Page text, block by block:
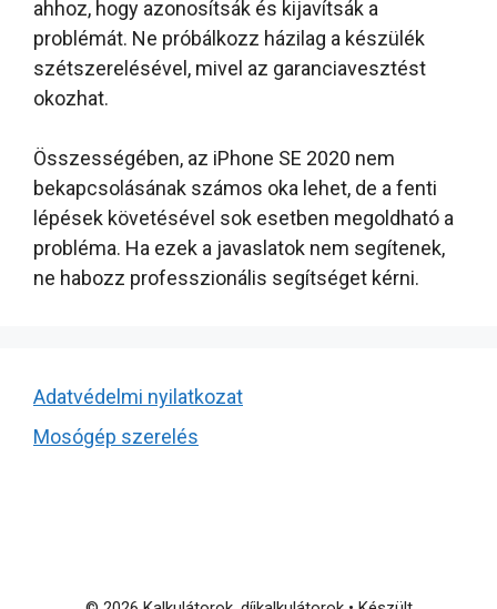
ahhoz, hogy azonosítsák és kijavítsák a
problémát. Ne próbálkozz házilag a készülék
szétszerelésével, mivel az garanciavesztést
okozhat.
Összességében, az iPhone SE 2020 nem
bekapcsolásának számos oka lehet, de a fenti
lépések követésével sok esetben megoldható a
probléma. Ha ezek a javaslatok nem segítenek,
ne habozz professzionális segítséget kérni.
Adatvédelmi nyilatkozat
Mosógép szerelés